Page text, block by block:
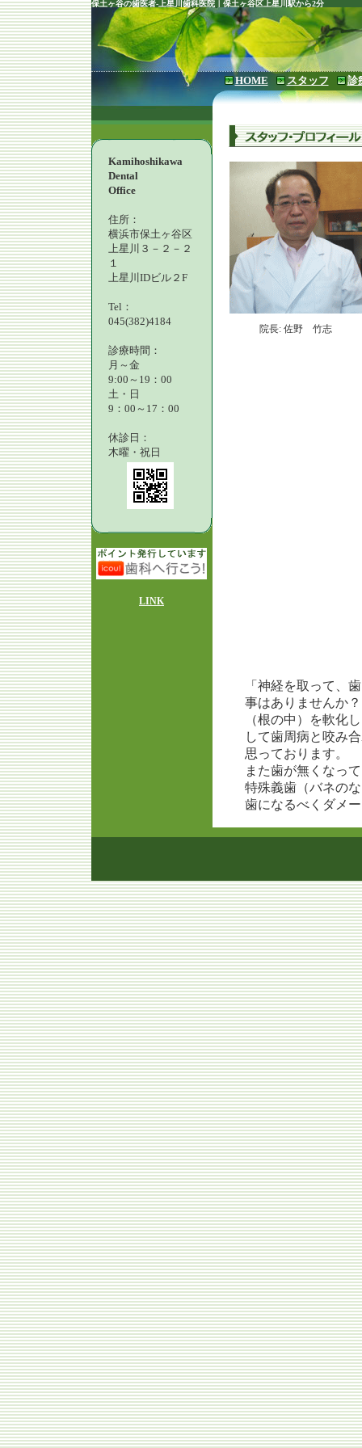
保土ヶ谷の歯医者-上星川歯科医院｜保土ヶ谷区上星川駅から2分
HOME スタッフ 診
Kamihoshikawa
Dental
Office
住所：
横浜市保土ヶ谷区
上星川３－２－２
１
上星川IDビル２F
Tel：
045(382)4184
診療時間：
月～金
9:00～19：00
土・日
9：00～17：00
休診日：
木曜・祝日
LINK
院長: 佐野 竹志
「神経を取って、
事はありませんか
（根の中）を軟化
して歯周病と咬み
思っております。
また歯が無くなっ
特殊義歯（バネの
歯になるべくダメ